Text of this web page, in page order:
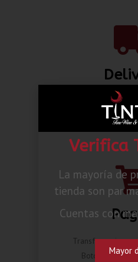
Envíos nacionales hasta la
Transferencia por
Botón de pago
Verifica
La mayoría de
tienda son par
Cuentas con
Mayor